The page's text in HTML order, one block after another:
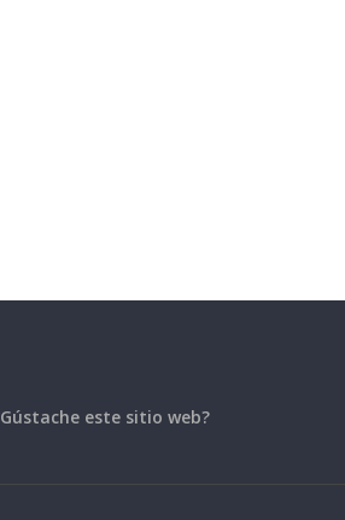
Gústache este sitio web?